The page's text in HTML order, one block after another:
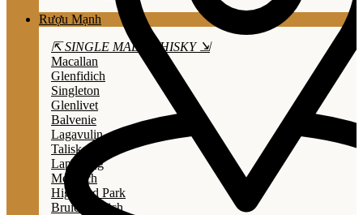
Rượu Mạnh
⇱ SINGLE MALT WHISKY ⇲
Macallan
Glenfidich
Singleton
Glenlivet
Balvenie
Lagavulin
Talisker
Laphroaig
Mortlach
Highland Park
Bruichladdich